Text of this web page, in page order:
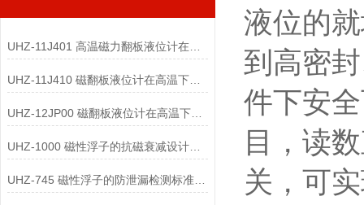
UHZ-11J401 高温磁力翻板液位计在海水淡化行业中的耐蚀设计？
UHZ-11J410 磁翻板液位计在高温下如何进行预防性维护？
UHZ-12JP00 磁翻板液位计在高温下如何评估磁钢的寿命？
UHZ-1000 磁性浮子的抗磁衰减设计有哪些关键技术？
UHZ-745 磁性浮子的防泄漏检测标准是什么？
液位的
到高密
件下安
目，读
关，可